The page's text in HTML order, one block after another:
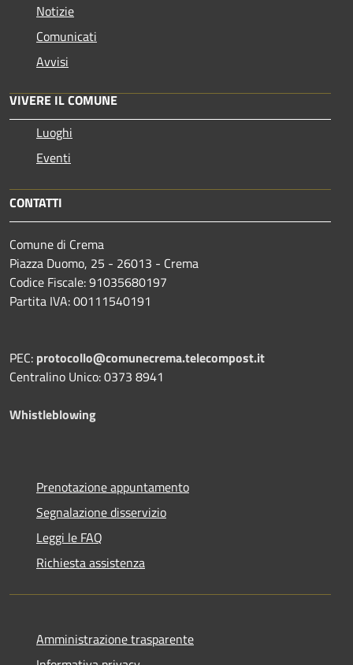
Notizie
Comunicati
Avvisi
VIVERE IL COMUNE
Luoghi
Eventi
CONTATTI
Comune di Crema
Piazza Duomo, 25 - 26013 - Crema
Codice Fiscale: 91035680197
Partita IVA: 00111540191
PEC: protocollo@comunecrema.telecompost.it
Centralino Unico: 0373 8941
Whistleblowing
Prenotazione appuntamento
Segnalazione disservizio
Leggi le FAQ
Richiesta assistenza
Amministrazione trasparente